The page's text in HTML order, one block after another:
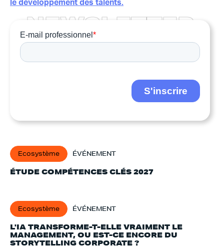
le développement des talents.
NEWSL ETTER
Ecosystème ÉVÉNEMENT
ÉTUDE COMPÉTENCES CLÉS 2027
Ecosystème ÉVÉNEMENT
L'IA TRANSFORME-T-ELLE VRAIMENT LE
MANAGEMENT, OU EST-CE ENCORE DU
STORYTELLING CORPORATE ?